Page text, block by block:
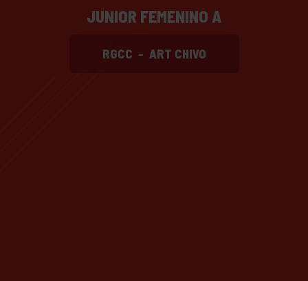
JUNIOR FEMENINO A
RGCC - ART CHIVO